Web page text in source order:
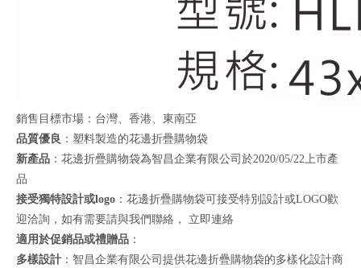
銷售目標市場：台灣、香港、東南亞
品質優良 ：塑料製造的花邊折疊購物袋
新產品 ：花邊折疊購物袋為智昌企業有限公司於2020/05/22上市產
品
接受獨特設計或logo ：花邊折疊購物袋可接受特別設計或LOGO歡
迎洽詢，如有需要請與我們聯絡， 立即連絡
適用於促銷品或禮贈品 ：
多樣設計 ：智昌企業有限公司提供花邊折疊購物袋的多樣化設計商